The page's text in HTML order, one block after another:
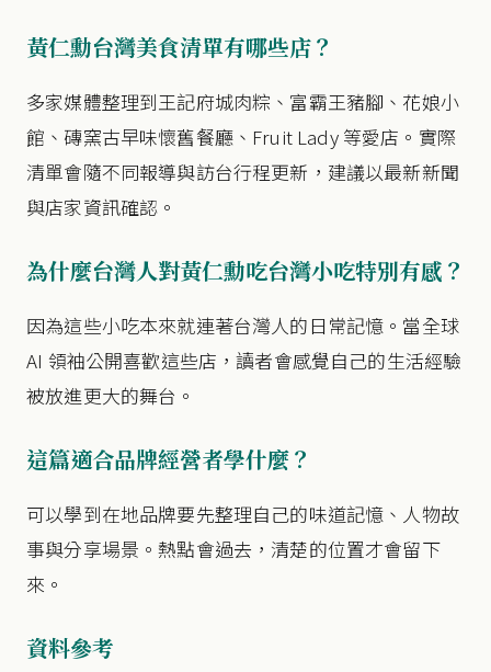
黃仁勳台灣美食清單有哪些店？
多家媒體整理到王記府城肉粽、富霸王豬腳、花娘小
館、磚窯古早味懷舊餐廳、Fruit Lady 等愛店。實際
清單會隨不同報導與訪台行程更新，建議以最新新聞
與店家資訊確認。
為什麼台灣人對黃仁勳吃台灣小吃特別有感？
因為這些小吃本來就連著台灣人的日常記憶。當全球
AI 領袖公開喜歡這些店，讀者會感覺自己的生活經驗
被放進更大的舞台。
這篇適合品牌經營者學什麼？
可以學到在地品牌要先整理自己的味道記憶、人物故
事與分享場景。熱點會過去，清楚的位置才會留下
來。
資料參考